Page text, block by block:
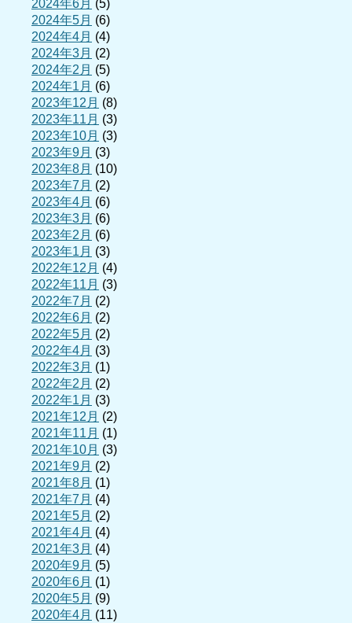
2024年6月 (5)
2024年5月 (6)
2024年4月 (4)
2024年3月 (2)
2024年2月 (5)
2024年1月 (6)
2023年12月 (8)
2023年11月 (3)
2023年10月 (3)
2023年9月 (3)
2023年8月 (10)
2023年7月 (2)
2023年4月 (6)
2023年3月 (6)
2023年2月 (6)
2023年1月 (3)
2022年12月 (4)
2022年11月 (3)
2022年7月 (2)
2022年6月 (2)
2022年5月 (2)
2022年4月 (3)
2022年3月 (1)
2022年2月 (2)
2022年1月 (3)
2021年12月 (2)
2021年11月 (1)
2021年10月 (3)
2021年9月 (2)
2021年8月 (1)
2021年7月 (4)
2021年5月 (2)
2021年4月 (4)
2021年3月 (4)
2020年9月 (5)
2020年6月 (1)
2020年5月 (9)
2020年4月 (11)